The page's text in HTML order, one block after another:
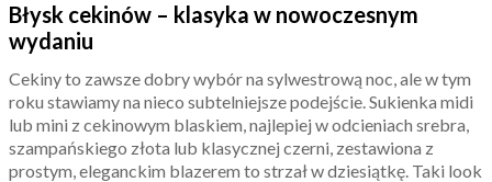
Błysk cekinów – klasyka w nowoczesnym
wydaniu
Cekiny to zawsze dobry wybór na sylwestrową noc, ale w tym
roku stawiamy na nieco subtelniejsze podejście. Sukienka midi
lub mini z cekinowym blaskiem, najlepiej w odcieniach srebra,
szampańskiego złota lub klasycznej czerni, zestawiona z
prostym, eleganckim blazerem to strzał w dziesiątkę. Taki look